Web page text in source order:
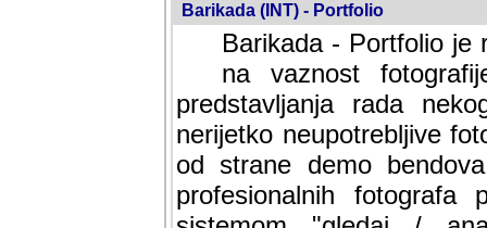
Barikada (INT) - Portfolio
Barikada - Portfolio je
na vaznost
predstavljanja rada
nerijetko neupotrebljive
od strane demo
profesionalnih fotografa